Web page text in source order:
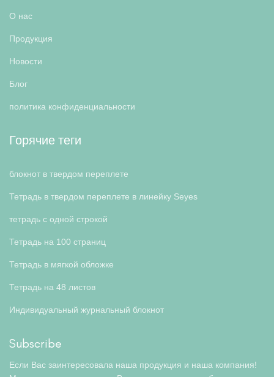
О нас
Продукция
Новости
Блог
политика конфиденциальности
Горячие теги
блокнот в твердом переплете
Тетрадь в твердом переплете в линейку Seyes
тетрадь с одной строкой
Тетрадь на 100 страниц
Тетрадь в мягкой обложке
Тетрадь на 48 листов
Индивидуальный журнальный блокнот
Subscribe
Если Вас заинтересовала наша продукция и наша компания!